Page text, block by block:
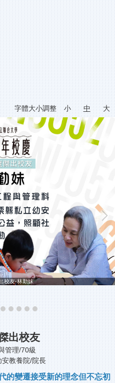
字體大小調整 小 中 大
校友-林勤妹
出校友
管理/70級
教養院/院長
的變遷接受新的理念但不忘初